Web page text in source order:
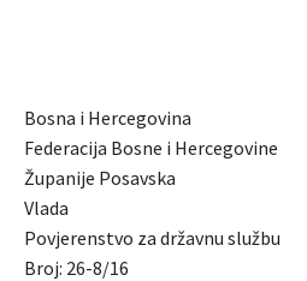
Bosna i Hercegovina
Federacija Bosne i Hercegovine
Županije Posavska
Vlada
Povjerenstvo za državnu službu
Broj: 26-8/16